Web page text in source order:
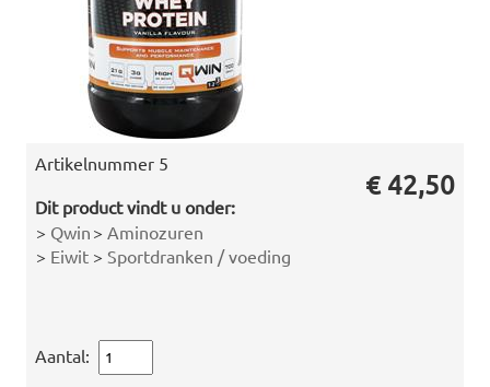
Artikelnummer 5
Dit product vindt u onder:
> Qwin > Aminozuren
> Eiwit > Sportdranken / voeding
€ 42,50
Aantal: